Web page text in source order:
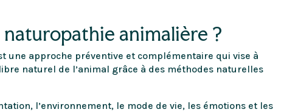
naturopathie animalière ?
une approche préventive et complémentaire qui vise à
naturel de l’animal grâce à des méthodes naturelles
l’environnement, le mode de vie, les émotions et les